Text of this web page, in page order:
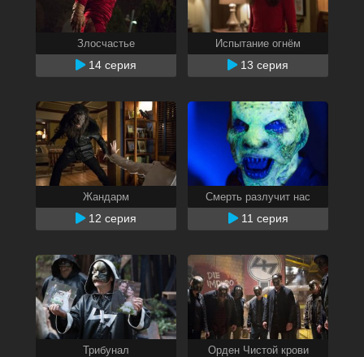
Злосчастье
14 серия
Испытание огнём
13 серия
Жандарм
12 серия
Смерть разлучит нас
11 серия
Трибунал Орден Чистой крови